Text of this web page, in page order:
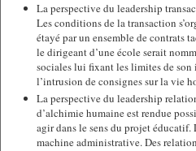
La perspective du leadership
Les conditions de la transaction
étayé par un ensemble de contrats
le dirigeant d’une école serait
sociales lui fixant les limites de son
l’intrusion de consignes sur la vie
La perspective du leadership
d’alchimie humaine est rendue
agir dans le sens du projet
machine administrative. Des